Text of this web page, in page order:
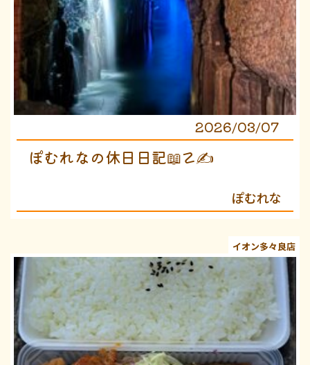
2026/03/07
ぽむれなの休日日記📖☡✍
ぽむれな
イオン多々良店